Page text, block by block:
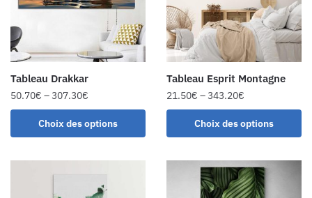
Tableau Drakkar
50.70€ –307.30€
Choix des options
Tableau Esprit Montagne
21.50€ –343.20€
Choix des options